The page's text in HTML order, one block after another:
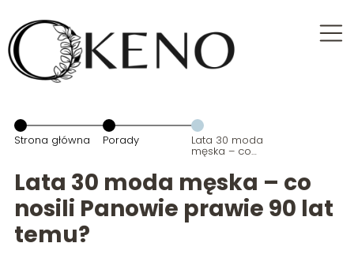
Strona główna Porady Lata 30 moda
męska – co
nosili Panowie
prawie 90 lat
temu?
Lata 30 moda męska – co
nosili Panowie prawie 90 lat
temu?